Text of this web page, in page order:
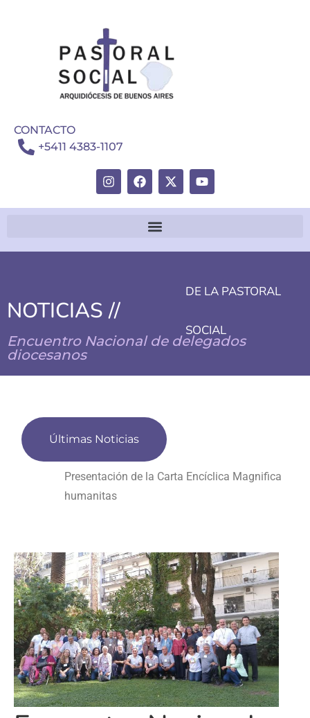
CONTACTO
+5411 4383-1107
NOTICIAS //
DE LA PASTORAL
SOCIAL
Encuentro Nacional de delegados
diocesanos
Últimas Noticias
Presentación de la Carta Encíclica Magnifica
humanitas